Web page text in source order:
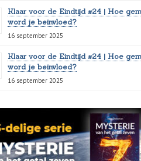
Klaar voor de Eindtijd #24 | Hoe
word je beïnvloed?
16 september 2025
Klaar voor de Eindtijd #24 | Hoe
word je beïnvloed?
16 september 2025